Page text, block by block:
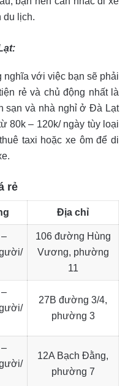
du lịch.
nghĩa với việc bạn sẽ phải
rẻ và chủ động nhất là
sạn và nhà nghỉ ở Đà Lạt
80k – 120k/ ngày tùy loại
taxi hoặc xe ôm để di
rẻ
Địa chỉ
106 đường Hùng
Vương, phường
11
27B đường 3/4,
phường 3
12A Bạch Đằng,
phường 7